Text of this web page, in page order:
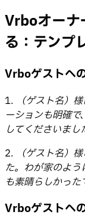
Vrboオーナ
る：テンプ
Vrboゲストへ
1.
（ゲスト名）
ーションも明確
してくださいまし
2.
（ゲスト名）
た。わが家のよ
も素晴らしかっ
Vrboゲストへ